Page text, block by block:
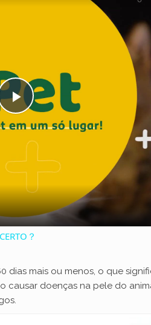
P
a
y
i
？
mais ou menos, o que
causar doenças na pele do